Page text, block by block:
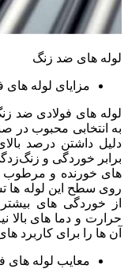
لوله های ضد زنگ
مزایای لوله
لوله‌ های فولادی ضد
به انتخابی محبوب در
دلیل داشتن درصد
برابر خوردگی و
‌های خورنده و مرطوب
روی سطح این لوله ‌ها
از خوردگی ‌های
حرارت و دما های بالا
آن ها را برای کاربرد
معایب لوله های